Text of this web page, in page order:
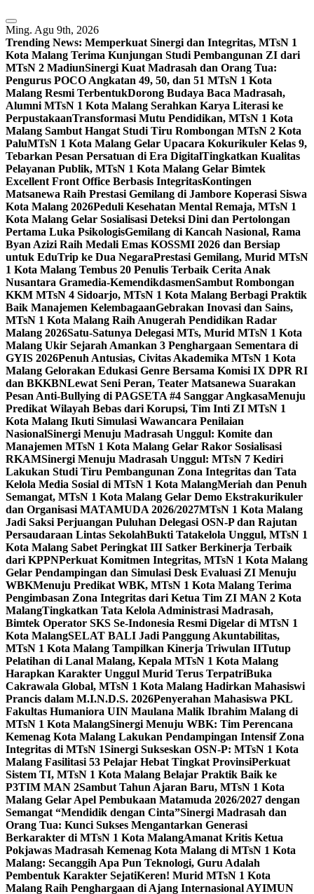
Ming. Agu 9th, 2026
Trending News: Memperkuat Sinergi dan Integritas, MTsN 1
Kota Malang Terima Kunjungan Studi Pembangunan ZI dari
MTsN 2 MadiunSinergi Kuat Madrasah dan Orang Tua:
Pengurus POCO Angkatan 49, 50, dan 51 MTsN 1 Kota
Malang Resmi TerbentukDorong Budaya Baca Madrasah,
Alumni MTsN 1 Kota Malang Serahkan Karya Literasi ke
PerpustakaanTransformasi Mutu Pendidikan, MTsN 1 Kota
Malang Sambut Hangat Studi Tiru Rombongan MTsN 2 Kota
PaluMTsN 1 Kota Malang Gelar Upacara Kokurikuler Kelas 9,
Tebarkan Pesan Persatuan di Era DigitalTingkatkan Kualitas
Pelayanan Publik, MTsN 1 Kota Malang Gelar Bimtek
Excellent Front Office Berbasis IntegritasKontingen
Matsanewa Raih Prestasi Gemilang di Jambore Koperasi Siswa
Kota Malang 2026Peduli Kesehatan Mental Remaja, MTsN 1
Kota Malang Gelar Sosialisasi Deteksi Dini dan Pertolongan
Pertama Luka PsikologisGemilang di Kancah Nasional, Rama
Byan Azizi Raih Medali Emas KOSSMI 2026 dan Bersiap
untuk EduTrip ke Dua NegaraPrestasi Gemilang, Murid MTsN
1 Kota Malang Tembus 20 Penulis Terbaik Cerita Anak
Nusantara Gramedia-KemendikdasmenSambut Rombongan
KKM MTsN 4 Sidoarjo, MTsN 1 Kota Malang Berbagi Praktik
Baik Manajemen KelembagaanGebrakan Inovasi dan Sains,
MTsN 1 Kota Malang Raih Anugerah Pendidikan Radar
Malang 2026Satu-Satunya Delegasi MTs, Murid MTsN 1 Kota
Malang Ukir Sejarah Amankan 3 Penghargaan Sementara di
GYIS 2026Penuh Antusias, Civitas Akademika MTsN 1 Kota
Malang Gelorakan Edukasi Genre Bersama Komisi IX DPR RI
dan BKKBNLewat Seni Peran, Teater Matsanewa Suarakan
Pesan Anti-Bullying di PAGSETA #4 Sanggar AngkasaMenuju
Predikat Wilayah Bebas dari Korupsi, Tim Inti ZI MTsN 1
Kota Malang Ikuti Simulasi Wawancara Penilaian
NasionalSinergi Menuju Madrasah Unggul: Komite dan
Manajemen MTsN 1 Kota Malang Gelar Rakor Sosialisasi
RKAMSinergi Menuju Madrasah Unggul: MTsN 7 Kediri
Lakukan Studi Tiru Pembangunan Zona Integritas dan Tata
Kelola Media Sosial di MTsN 1 Kota MalangMeriah dan Penuh
Semangat, MTsN 1 Kota Malang Gelar Demo Ekstrakurikuler
dan Organisasi MATAMUDA 2026/2027MTsN 1 Kota Malang
Jadi Saksi Perjuangan Puluhan Delegasi OSN-P dan Rajutan
Persaudaraan Lintas SekolahBukti Tatakelola Unggul, MTsN 1
Kota Malang Sabet Peringkat III Satker Berkinerja Terbaik
dari KPPNPerkuat Komitmen Integritas, MTsN 1 Kota Malang
Gelar Pendampingan dan Simulasi Desk Evaluasi ZI Menuju
WBKMenuju Predikat WBK, MTsN 1 Kota Malang Terima
Pengimbasan Zona Integritas dari Ketua Tim ZI MAN 2 Kota
MalangTingkatkan Tata Kelola Administrasi Madrasah,
Bimtek Operator SKS Se-Indonesia Resmi Digelar di MTsN 1
Kota MalangSELAT BALI Jadi Panggung Akuntabilitas,
MTsN 1 Kota Malang Tampilkan Kinerja Triwulan IITutup
Pelatihan di Lanal Malang, Kepala MTsN 1 Kota Malang
Harapkan Karakter Unggul Murid Terus TerpatriBuka
Cakrawala Global, MTsN 1 Kota Malang Hadirkan Mahasiswi
Prancis dalam M.I.N.D.S. 2026Penyerahan Mahasiswa PKL
Fakultas Humaniora UIN Maulana Malik Ibrahim Malang di
MTsN 1 Kota MalangSinergi Menuju WBK: Tim Perencana
Kemenag Kota Malang Lakukan Pendampingan Intensif Zona
Integritas di MTsN 1Sinergi Sukseskan OSN-P: MTsN 1 Kota
Malang Fasilitasi 53 Pelajar Hebat Tingkat ProvinsiPerkuat
Sistem TI, MTsN 1 Kota Malang Belajar Praktik Baik ke
P3TIM MAN 2Sambut Tahun Ajaran Baru, MTsN 1 Kota
Malang Gelar Apel Pembukaan Matamuda 2026/2027 dengan
Semangat “Mendidik dengan Cinta”Sinergi Madrasah dan
Orang Tua: Kunci Sukses Mengantarkan Generasi
Berkarakter di MTsN 1 Kota MalangAmanat Kritis Ketua
Pokjawas Madrasah Kemenag Kota Malang di MTsN 1 Kota
Malang: Secanggih Apa Pun Teknologi, Guru Adalah
Pembentuk Karakter SejatiKeren! Murid MTsN 1 Kota
Malang Raih Penghargaan di Ajang Internasional AYIMUN